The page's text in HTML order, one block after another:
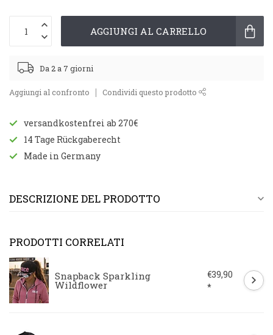
AGGIUNGI AL CARRELLO
Da 2 a 7 giorni
Aggiungi al confronto Condividi questo prodotto
versandkostenfrei ab 270€
14 Tage Rückgaberecht
Made in Germany
DESCRIZIONE DEL PRODOTTO
PRODOTTI CORRELATI
Snapback Sparkling
Wildflower
€39,90
*